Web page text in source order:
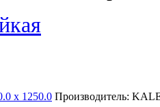
х 1250.0 Производитель: